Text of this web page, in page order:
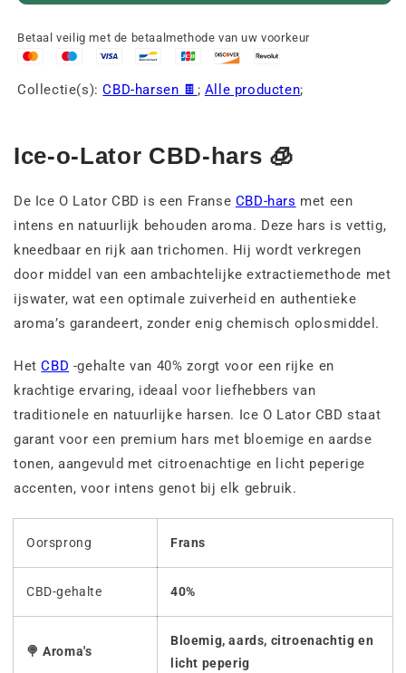
Betaal veilig met de betaalmethode van uw voorkeur
Collectie(s):CBD-harsen 🍫 ; Alle producten;
Ice-o-Lator CBD-hars 🧊
De Ice O Lator CBD is een Franse CBD-hars met een
intens en natuurlijk behouden aroma. Deze hars is vettig,
kneedbaar en rijk aan trichomen. Hij wordt verkregen
door middel van een ambachtelijke extractiemethode met
ijswater, wat een optimale zuiverheid en authentieke
aroma’s garandeert, zonder enig chemisch oplosmiddel.
HetCBD -gehalte van 40% zorgt voor een rijke en
krachtige ervaring, ideaal voor liefhebbers van
traditionele en natuurlijke harsen. Ice O Lator CBD staat
garant voor een premium hars met bloemige en aardse
tonen, aangevuld met citroenachtige en licht peperige
accenten, voor intens genot bij elk gebruik.
Oorsprong Frans
CBD-gehalte 40%
🍭 Aroma's
Bloemig, aards, citroenachtig en
licht peperig